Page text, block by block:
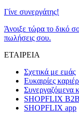
Γίνε συνεργάτης!
Άνοιξε τώρα το δικό
πωλήσεις σου.
ΕΤΑΙΡΕΙΑ
Σχετικά με εμάς
Ευκαιρίες
Συνεργαζόμενα
SHOPFLIX B2B
SHOPFLIX app